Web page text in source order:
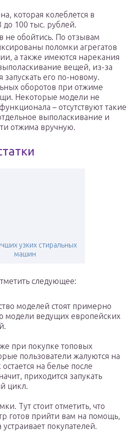
которая колеблется в
до 100 тыс. рублей.
не обойтись. По отзывам
поломки агрегатов
а также имеются нарекания
вещей, из-за
запускать его по-новому.
оборотов при отжиме
Некоторые модели не
– отсутствуют такие
выполаскивание и
отжима вручную.
узких стиральных
машин
следующее:
моделей стоят примерно
модели ведущих европейских
при покупке топовых
пользователи жалуются на
на белье после
приходится запукать
цикл.
Тут стоит отметить, что
готов прийти вам на помощь,
устраивает покупателей.